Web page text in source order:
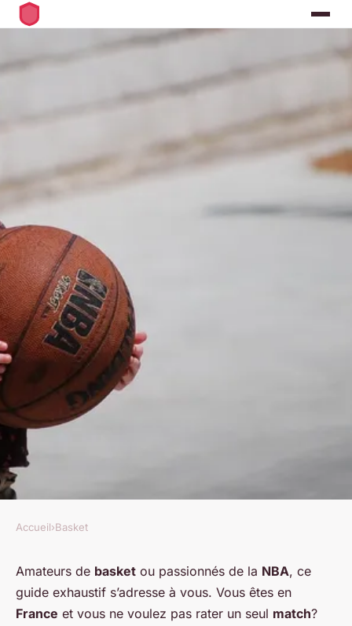
Quelle est la meilleure façon
de suivre un match de basket ?
Accueil›Basket
Amateurs de basket ou passionnés de la NBA, ce
guide exhaustif s’adresse à vous. Vous êtes en
France et vous ne voulez pas rater un seul match?